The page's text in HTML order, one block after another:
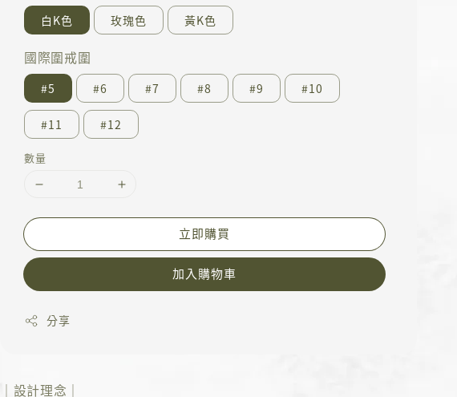
白K色 玫瑰色 黃K色
國際圍戒圍
#5 #6 #7 #8 #9 #10
#11 #12
數量
立即購買
加入購物車
分享
｜設計理念｜